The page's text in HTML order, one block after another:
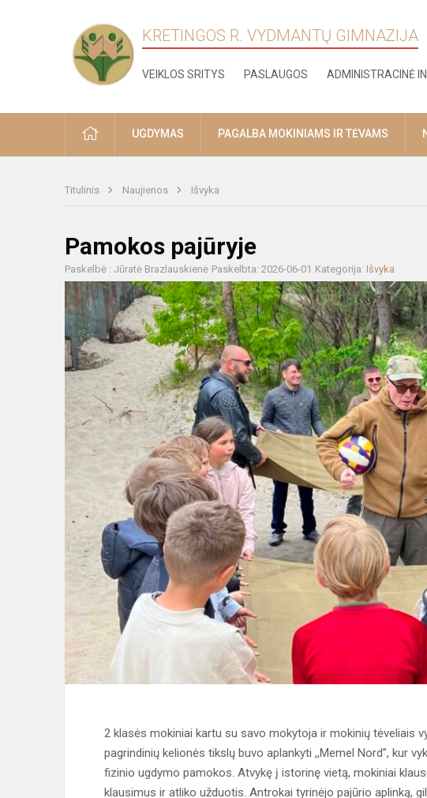
KRETINGOS R. VYDMANTŲ GIMNAZIJA
VEIKLOS SRITYS PASLAUGOS ADMINISTRACINĖ
PRADŽIAUGDYMAS PAGALBA MOKINIAMS IR TĖVAMS
Titulinis Naujienos Išvyka
Pamokos pajūryje
Paskelbė : Jūratė Brazlauskienė Paskelbta: 2026-06-01 Kategorija: Išvyka
2 klasės mokiniai kartu su savo mokytoja ir mokinių tėveliais
pagrindinių kelionės tikslų buvo aplankyti ,,Memel Nord”, kur
fizinio ugdymo pamokos. Atvykę į istorinę vietą, mokiniai
klausimus ir atliko užduotis. Antrokai tyrinėjo pajūrio aplinką,